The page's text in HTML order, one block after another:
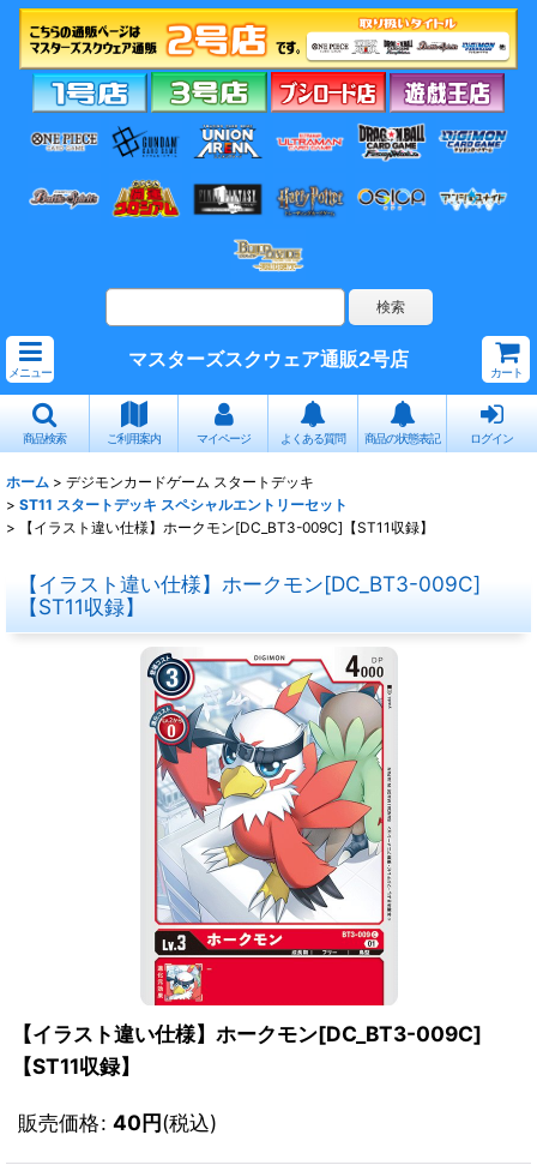
メニュー
マスターズスクウェア通販2号店
カート
商品検索 ご利用案内 マイページ よくある質問 商品の状態表記 ログイン
ホーム > デジモンカードゲーム スタートデッキ
> ST11 スタートデッキ スペシャルエントリーセット
>
【イラスト違い仕様】ホークモン[DC_BT3-009C]【ST11収録】
【イラスト違い仕様】ホークモン[DC_BT3-009C]
【ST11収録】
【イラスト違い仕様】ホークモン[DC_BT3-009C]
【ST11収録】
販売価格: 40円(税込)